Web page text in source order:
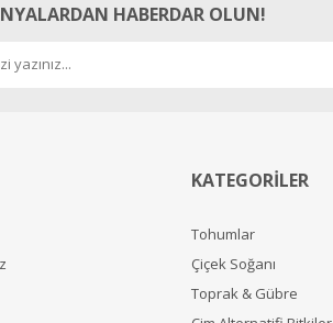
HABERDAR OLUN!
KATEGORİLER
Tohumlar
Çiçek Soğanı
Toprak & Gübre